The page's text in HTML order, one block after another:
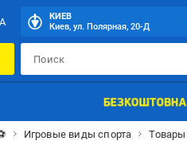
КИЕВ
Киев, ул. Полярная, 20-Д
Игровые виды спорта